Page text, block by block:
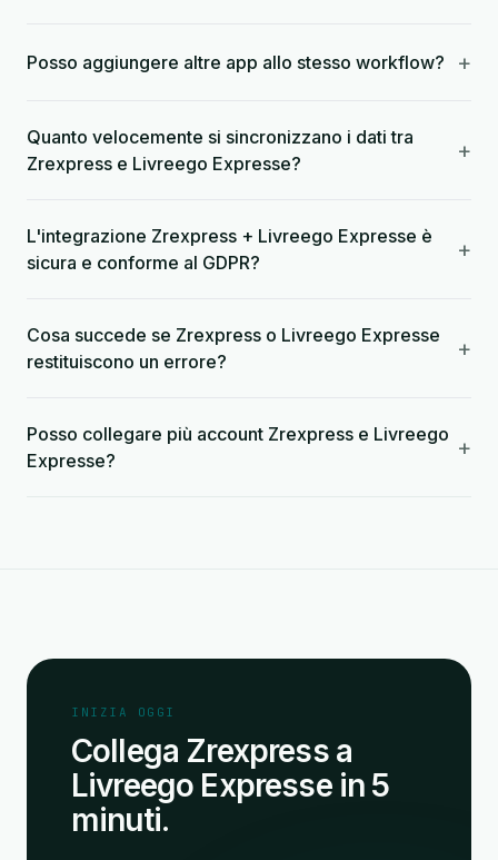
Posso aggiungere altre app allo stesso workflow? +
Quanto velocemente si sincronizzano i dati tra
Zrexpress e Livreego Expresse?
+
L'integrazione Zrexpress + Livreego Expresse è
sicura e conforme al GDPR?
+
Cosa succede se Zrexpress o Livreego Expresse
restituiscono un errore?
+
Posso collegare più account Zrexpress e Livreego
Expresse?
+
INIZIA OGGI
Collega Zrexpress a
Livreego Expresse in 5
minuti.